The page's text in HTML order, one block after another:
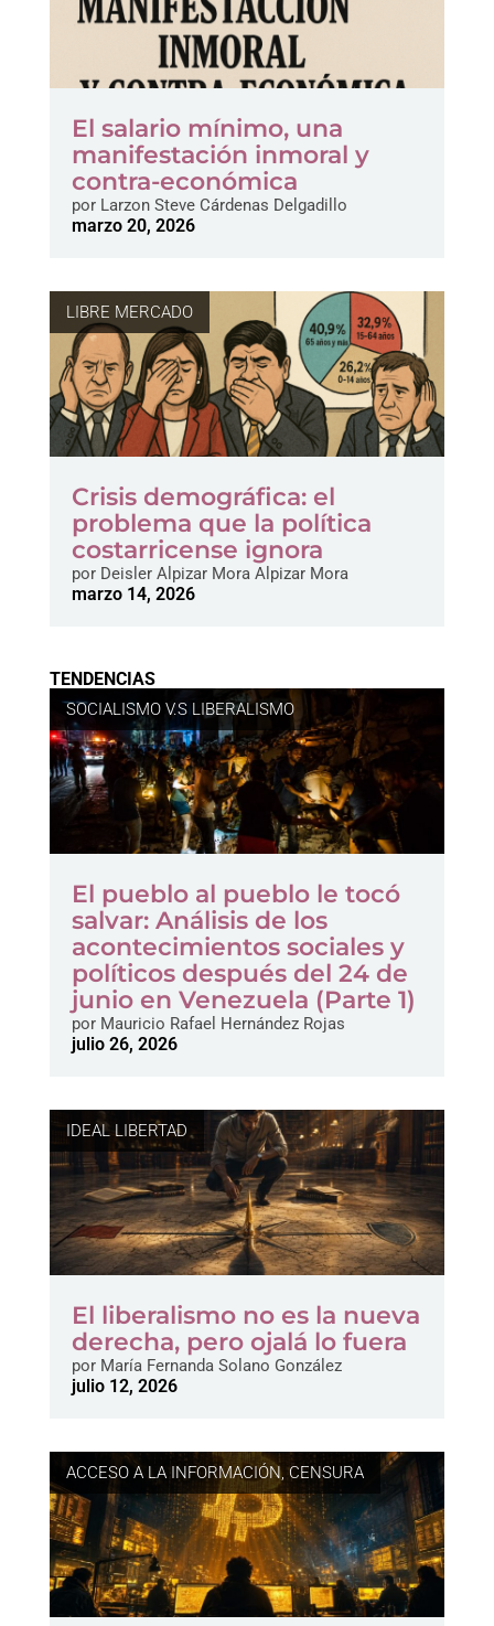
El salario mínimo, una
manifestación inmoral y
contra-económica
porLarzon Steve Cárdenas Delgadillo
marzo 20, 2026
LIBRE MERCADO
Crisis demográfica: el
problema que la política
costarricense ignora
porDeisler Alpizar Mora Alpizar Mora
marzo 14, 2026
TENDENCIAS
SOCIALISMO V.S LIBERALISMO
El pueblo al pueblo le tocó
salvar: Análisis de los
acontecimientos sociales y
políticos después del 24 de
junio en Venezuela (Parte 1)
porMauricio Rafael Hernández Rojas
julio 26, 2026
IDEAL LIBERTAD
El liberalismo no es la nueva
derecha, pero ojalá lo fuera
porMaría Fernanda Solano González
julio 12, 2026
ACCESO A LA INFORMACIÓN,CENSURA